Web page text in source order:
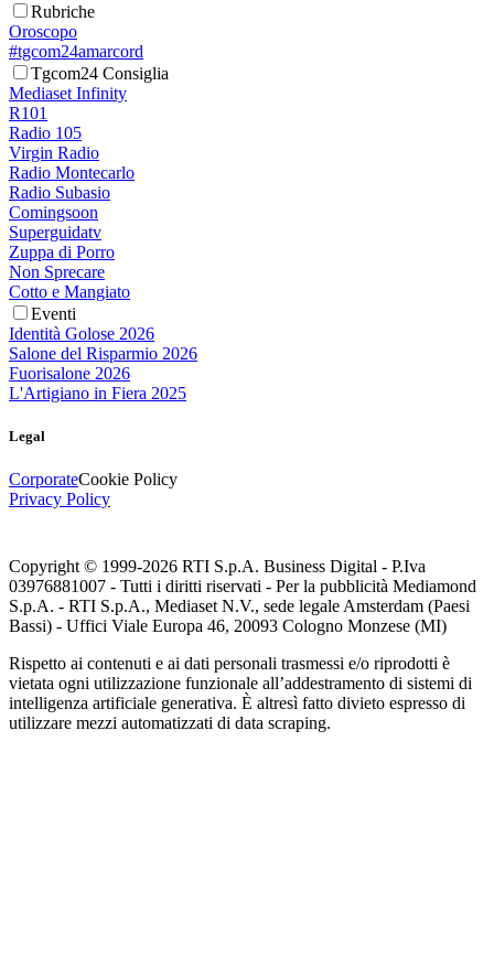
Rubriche
Oroscopo
#tgcom24amarcord
Tgcom24 Consiglia
Mediaset Infinity
R101
Radio 105
Virgin Radio
Radio Montecarlo
Radio Subasio
Comingsoon
Superguidatv
Zuppa di Porro
Non Sprecare
Cotto e Mangiato
Eventi
Identità Golose 2026
Salone del Risparmio 2026
Fuorisalone 2026
L'Artigiano in Fiera 2025
Legal
CorporateCookie Policy
Privacy Policy
Copyright © 1999-2026 RTI S.p.A. Business Digital - P.Iva
03976881007 - Tutti i diritti riservati - Per la pubblicità Mediamond
S.p.A. - RTI S.p.A., Mediaset N.V., sede legale Amsterdam (Paesi
Bassi) - Uffici Viale Europa 46, 20093 Cologno Monzese (MI)
Rispetto ai contenuti e ai dati personali trasmessi e/o riprodotti è
vietata ogni utilizzazione funzionale all’addestramento di sistemi di
intelligenza artificiale generativa. È altresì fatto divieto espresso di
utilizzare mezzi automatizzati di data scraping.